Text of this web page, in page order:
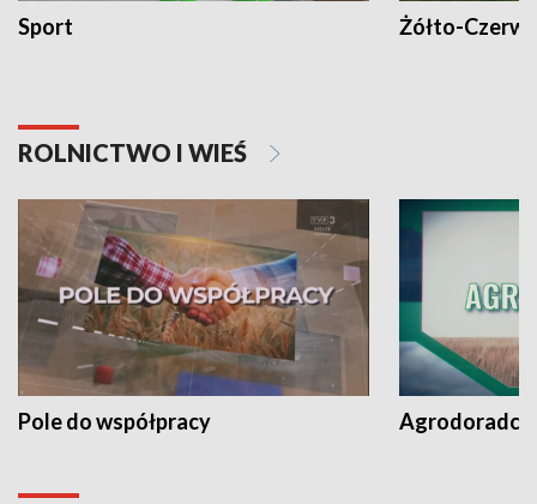
Sport Żółto-
ROLNICTWO I WIEŚ
Pole do współpracy Agrodoradcy